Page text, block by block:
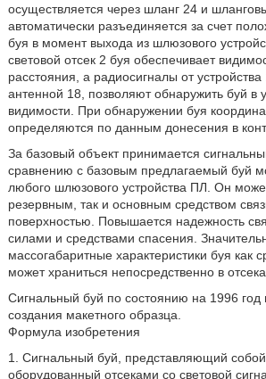
осуществляется через шланг 24 и
автоматически разъединяется за счет
буя в момент выхода из шлюзового
световой отсек 2 буя обеспечивает
расстояния, а радиосигналы от
антенной 18, позволяют обнаружить буй в
видимости. При обнаружении буя
определяются по данным донесения в
За базовый объект принимается
сравнению с базовым предлагаемый буй
любого шлюзового устройства ПЛ. Он
резервным, так и основным средством
поверхностью. Повышается надежность
силами и средствами спасения.
массогабаритные характеристики буя как
может храниться непосредственно в
Сигнальный буй по состоянию на 1996 год
создания макетного образца.
Формула изобретения
1. Сигнальный буй, представляющий
оборудованный отсеками со световой